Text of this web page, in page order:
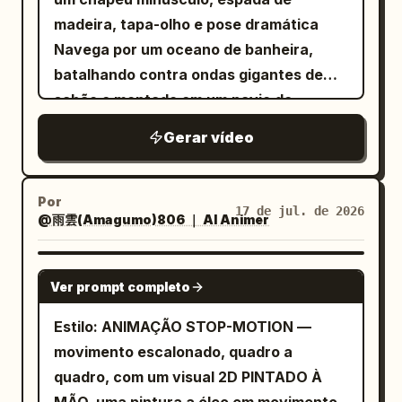
cavaleiros nos cavalos um do outro.
Movimento atmosférico (neve soprando,
névoa de nevasca) move-se
SUAVEMENTE; figuras, cavalos e lobos
secundária. NOTAS DO DIRETOR: 1. A
CENA — crepúsculo, uma nevasca
subindo sobre o acampamento de iurtas
cazaques. Lobos atacaram o rebanho. O
alarme, homens correm, o CAVALEIRO 1 é
o primeiro a montar e o primeiro a
logo atrás dele gritando ordens. 2.
ENERGIA CRESCENTE — a sequência
evolui do pavor ao caos: as formas
SEM desfoque de movimento, SEM
morphing, animação real quadro a
quadro, não lixo de IA. Estilo de
<<<image_1>>>, os lobos de
<<<image_2>>>, CAVALEIRO 1 de
<<<image_3>>> montando SEU cavalo
de <<<image_4>>> — o mesmo
como um par consistente durante todo o
tempo, nunca outro cavalo, nunca outro
homem. O campo de neve ao crepúsculo
de <<<image_5>>>. A névoa da nevasca
e a neve soprando derivam
SUAVEMENTE; figuras, cavalos, lobos e
efeitos de neve desenhada saltam em
dois com ação secundária. NOTAS DO
madeira, tapa-olho e pose dramática
Navega por um oceano de banheira,
batalhando contra ondas gigantes de
sabão e montado em um navio de
tesouro de patinhos de borracha Mundo
de fantasia de banheiro com bolhas,
toalhas como penhascos e luz quente
refletindo na água Massinha 3D,
aventura divertida estilo Pixar, texturas
arredondados, câmera dinâmica
deslizando sobre a água, atmosfera
brilhante e alegre, terminando com o
pato descobrindo um tesouro de ralo de
Gerar vídeo
Por
@雨雲(Amagumo)806 ｜ AI Animer
17 de jul. de 2026
SEEDANCE 2.0
Ver prompt completo
Estilo: ANIMAÇÃO STOP-MOTION —
movimento escalonado, quadro a
quadro, com um visual 2D PINTADO À